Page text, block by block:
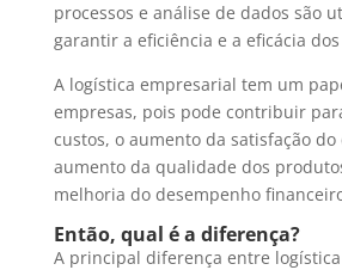
processos e análise de dados são
garantir a eficiência e a eficácia
A logística empresarial tem um
empresas, pois pode contribuir
custos, o aumento da satisfação do
aumento da qualidade dos
melhoria do desempenho
Então, qual é a diferença?
A principal diferença entre